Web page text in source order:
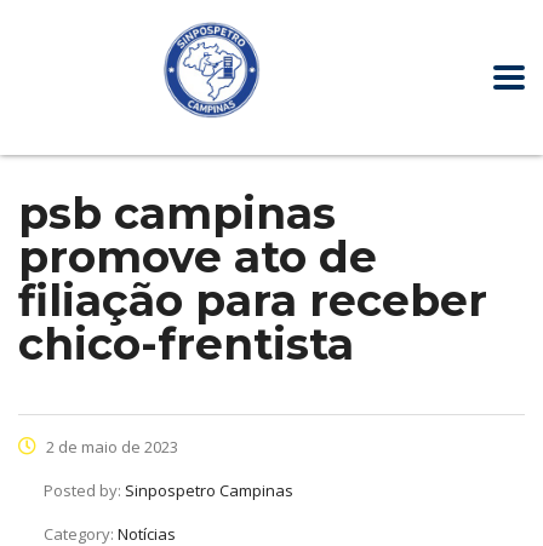
psb campinas
promove ato de
filiação para receber
chico-frentista
2 de maio de 2023
Posted by: Sinpospetro Campinas
Category: Notícias